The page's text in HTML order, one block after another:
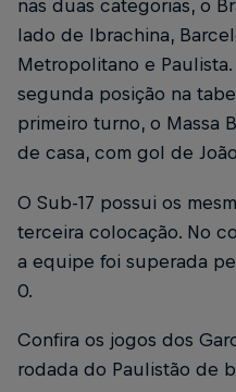
nas duas categorias, o
lado de Ibrachina,
Metropolitano e
segunda posição na
primeiro turno, o Massa
de casa, com gol de
O Sub-17 possui os
terceira colocação. No
a equipe foi superada
0.
Confira os jogos dos
rodada do Paulistão de